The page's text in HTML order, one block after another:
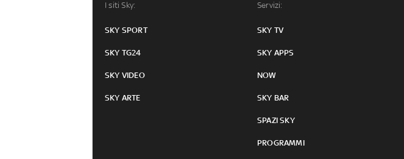
I siti Sky:
SKY SPORT
SKY TG24
SKY VIDEO
SKY ARTE
Servizi:
SKY TV
SKY APPS
NOW
SKY BAR
SPAZI SKY
PROGRAMMI